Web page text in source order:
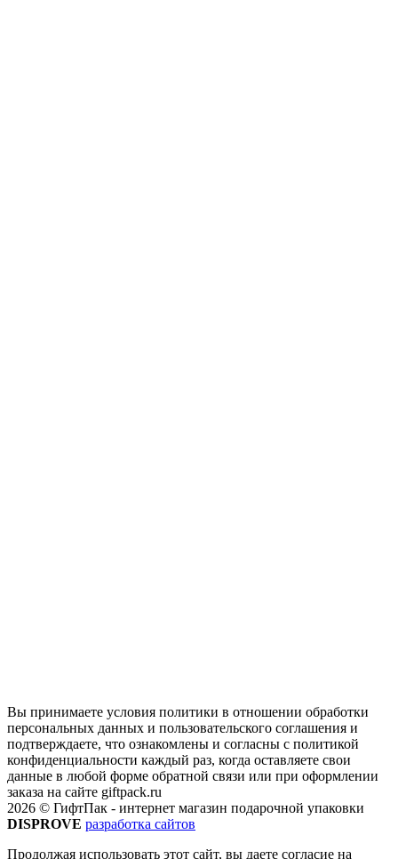
Вы принимаете условия политики в отношении обработки
персональных данных и пользовательского соглашения и
подтверждаете, что ознакомлены и согласны с политикой
конфиденциальности каждый раз, когда оставляете свои
данные в любой форме обратной связи или при оформлении
заказа на сайте giftpack.ru
2026 © ГифтПак - интернет магазин подарочной упаковки
DISPROVE разработка сайтов
Продолжая использовать этот сайт, вы даете согласие на